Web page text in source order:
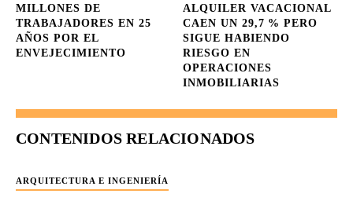
MILLONES DE
TRABAJADORES EN 25
AÑOS POR EL
ENVEJECIMIENTO
ALQUILER VACACIONAL
CAEN UN 29,7 % PERO
SIGUE HABIENDO
RIESGO EN
OPERACIONES
INMOBILIARIAS
CONTENIDOS RELACIONADOS
ARQUITECTURA E INGENIERÍA